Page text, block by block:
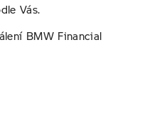
Vás.
BMW Financial